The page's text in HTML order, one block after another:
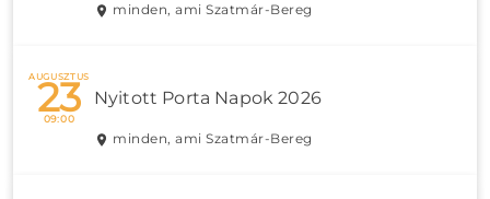
minden, ami Szatmár-Bereg
AUGUSZTUS
23
09:00
Nyitott Porta Napok 2026
minden, ami Szatmár-Bereg